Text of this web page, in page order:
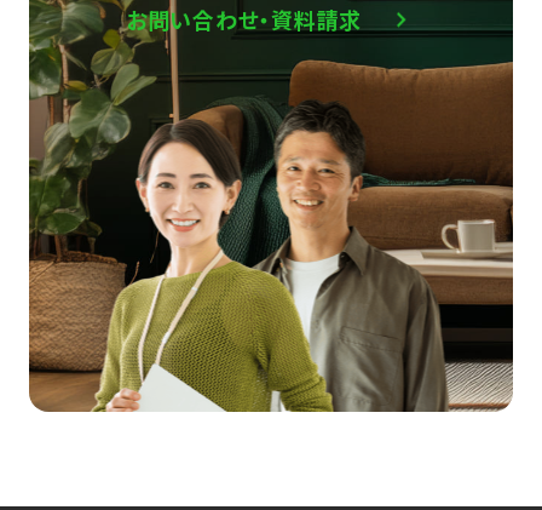
お問い合わせ・資料請求